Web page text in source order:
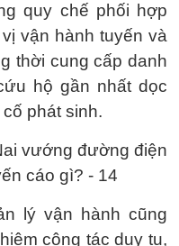
quy chế phối hợp
vận hành tuyến và
thời cung cấp danh
hộ gần nhất dọc
phát sinh.
lý vận hành cũng
công tác duy tu,